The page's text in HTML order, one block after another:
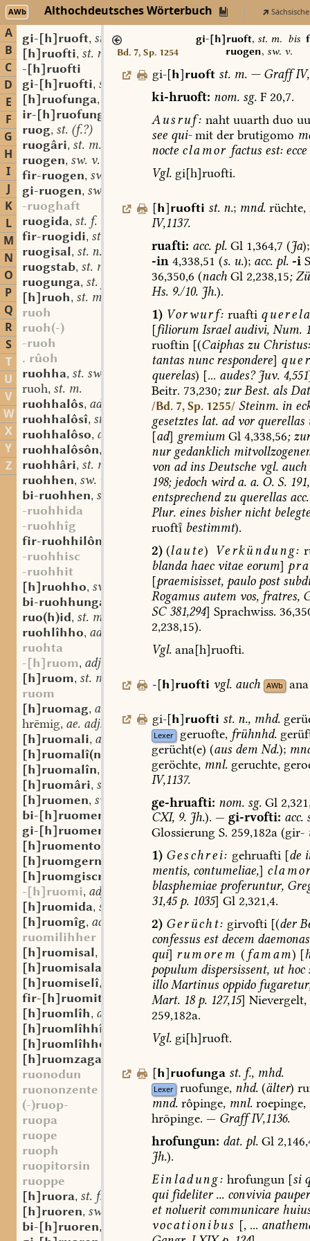
AWb Althochdeutsches Wörterbuch
A
B
C
D
E
F
G
H
I
J
K
L
M
N
O
P
Q
R
S
T
U
V
W
X
Y
Z
gi-[h]ruoft, st. m.
[h]ruofti, st. n.
-[h]ruofti
gi-[h]ruofti, st. n.
[h]ruofunga,
ir-[h]ruofunga
ruog, st. (f.?)
ruogâri, st. m.
ruogen, sw. v.
fir-ruogen, sw. v.
gi-ruogen, sw. v.
-ruoghaft
ruogida, st. f.
fir-ruogidi, st. n.
ruogisal, st. n.
ruogstab, st. m.
ruogunga, st. f.
[h]ruoh, st. m.
ruoh
ruoh(-)
-ruoh
. rûoh
ruohha, st. sw. f.
ruoh, st. m.
ruohhalôs, adj.
ruohhalôsî, st. f.
ruohhalôso, adv.
ruohhalôsôn,
ruohhâri, st. m.
ruohhen, sw. v.
bi-ruohhen, sw. v.
-ruohhida
-ruohhîg
fir-ruohhilôn
-ruohhisc
-ruohhit
[h]ruohho, sw. m.
bi-ruohhunga
ruo(h)id, st. m.
ruohlîhho, adv.
ruohta
-[h]ruom, adj.
[h]ruom, st. m.
ruom
[h]ruomag, adj.
hrēmig, ae. adj.
[h]ruomali, adj.
[h]ruomalî(n)
[h]ruomalîn,
[h]ruomâri, st. m.
[h]ruomen, sw. v.
bi-[h]ruomen
gi-[h]ruomen
[h]ruomento
[h]ruomgernî
[h]ruomgiscrib
-[h]ruomi, adj.
[h]ruomida, st. f.
[h]ruomîg, adj.
ruomilihher
[h]ruomisal,
[h]ruomisala
[h]ruomiselî,
fir-[h]ruomit
part.-adj.
[h]ruomlîh, adj.
[h]ruomlîhhî
[h]ruomlîhho
[h]ruomzagal
ruonodun
ruononzente
(-)ruop-
ruopa
ruope
ruoph
ruopitorsin
ruoppe
[h]ruora, st. f.
[h]ruoren, sw. v.
bi-[h]ruoren,
Bd. 7, Sp. 1254
gi-[h]ruoft, st. m. bis
ruogen, sw. v.
gi-[h]ruoft st. m. —Graff
ki-hruoft: nom.sg.F20,7.
Ausruf: naht uuarth duo
seequi- mitderbrutigomo
nocte clamor factus est:ecce
Vgl.gi[h]ruofti.
[h]ruofti st. n.; mnd. rüchte,
IV,1137.
ruafti: acc.pl.Gl1,364,7 (Ja);
-in 4,338,51 (s.u.); acc.pl. -i
36,350,6 (nachGl 2,238,15;
Hs.9./10.Jh.).
1) Vorwurf: ruafti
[filiorumIsraelaudivi,Num.
ruoftin[(CaiphaszuChristus:
tantasnuncrespondere]
querelas) [... audes?Juv.4,551
Beitr. 73,230;zurBest.als
/Bd. 7, Sp. 1255/ Steinm.in
gesetzteslat.advor querellas
[ad] gremiumGl4,338,56;zur
nurgedanklich
vonad insDeutschevgl.auch
198;jedochwird a.a.O.S.
entsprechendzuquerellasacc.
Plur.einesbishernicht
ruoft bestimmt).
2)(laute) Verkündung:
blanda haecvitaeeorum]
[praemisisset,paulopost
Rogamusautemvos,fratres,
SC381,294] Sprachwiss.
2,238,15).
Vgl.ana[h]ruofti.
-[h]ruofti vgl. auch AWb
gi-[h]ruofti st. n., mhd.
Lexer geruofte, frühnhd.
gerücht(e) (ausdemNd.);
geröchte, mnl.geruchte,
IV,1137.
ge-hruafti: nom.sg.Gl
CXI, 9.Jh.). — gi-rvofti: acc.
Glossierung S. 259,182a(gir-
1) Geschrei: gehruafti[de
mentis, contumeliae,]
blasphemiae proferuntur,
31,45p.1035] Gl2,321,4.
2) Gerücht: girvofti [(der
confessus estdecemdaemonas
qui] rumorem ( famam) [
populumdispersissent,uthoc
illoMartinusoppido
Mart. 18p.127,15] Nievergelt,
259,182a.
Vgl.gi[h]ruoft.
[h]ruofunga st. f., mhd.
Lexer ruofunge, nhd.(älter)
mnd.rôpinge, mnl.roepinge,
hrōpinge. — GraffIV,1136.
hrofungun: dat.pl.Gl
Jh.).
Einladung: hrofungun [si
qui fideliter...convivia
etnoluerit communicare
vocationibus [,...